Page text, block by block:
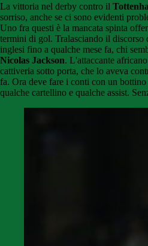
La vittoria nel derby contro il
sorriso, anche se ci sono evidenti
Uno fra questi è la mancata spinta
termini di gol. Tralasciando il discorso
inglesi fino a qualche mese fa, chi
Nicolas Jackson. L'attaccante
cattiveria sotto porta, che lo aveva
fa. Ora deve fare i conti con un
qualche cartellino e qualche assist.